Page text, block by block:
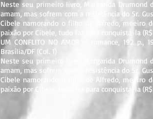
Neste seu primeiro livro, Margarida Drumond
amam, mas sofrem com a resistência do Sr.
Cibele namorando o filho de Alfredo, meeiro
paixão por Cibele, tudo faz para conquistá-la
UM CONFLITO NO AMOR – romance, 192 p.,
Brasília/DF (Col. 1)
Neste seu primeiro livro, Margarida Drumond
amam, mas sofrem com a resistência do Sr.
Cibele namorando o filho de Alfredo, meeiro
paixão por Cibele, tudo faz para conquistá-la